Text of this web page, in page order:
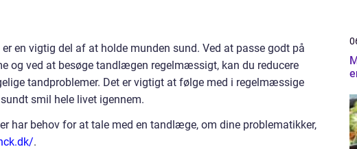
en vigtig del af at holde munden sund. Ved at passe godt på
og ved at besøge tandlægen regelmæssigt, kan du reducere
tandproblemer. Det er vigtigt at følge med i regelmæssige
smil hele livet igennem.
har behov for at tale med en tandlæge, om dine problematikker,
.